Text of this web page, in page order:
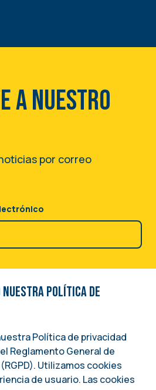
a nuestro
por correo
nuestra Política de
Política de privacidad
Reglamento General de
Utilizamos cookies
de usuario. Las cookies